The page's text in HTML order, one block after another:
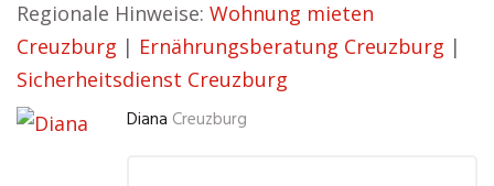
Regionale Hinweise: Wohnung mieten
Creuzburg | Ernährungsberatung Creuzburg |
Sicherheitsdienst Creuzburg
Diana Creuzburg